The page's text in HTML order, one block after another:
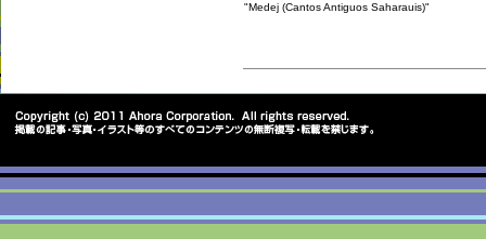
"Medej (Cantos Antiguos Saharauis)"